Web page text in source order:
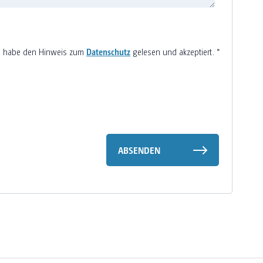
habe den Hinweis zum Datenschutz gelesen und akzeptiert. *
ABSENDEN